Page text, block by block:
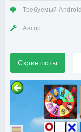
Требуемый
Автор:
Скриншоты